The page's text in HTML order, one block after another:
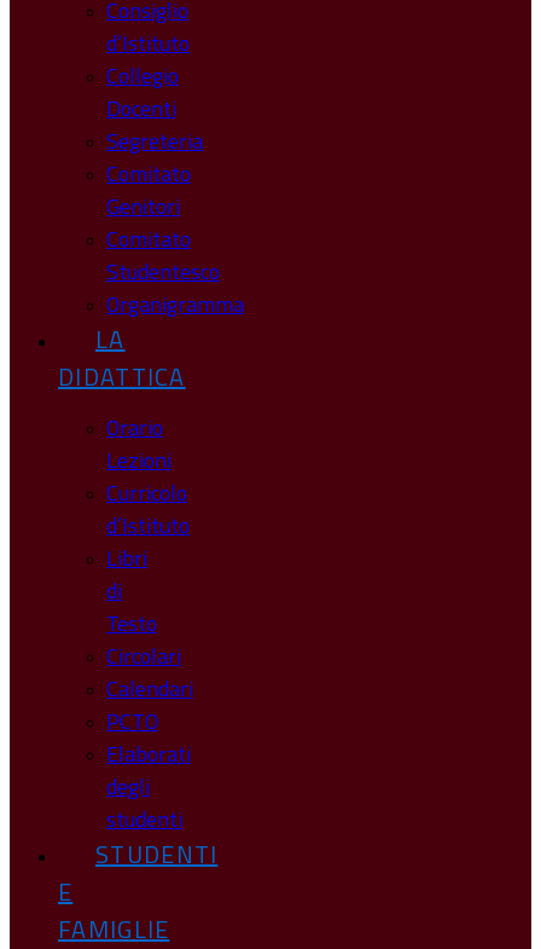
Consiglio
d’Istituto
Collegio
Docenti
Segreteria
Comitato
Genitori
Comitato
Studentesco
Organigramma
LA
DIDATTICA
Orario
Lezioni
Curricolo
d’Istituto
Libri
di
Testo
Circolari
Calendari
PCTO
Elaborati
degli
studenti
STUDENTI
E
FAMIGLIE